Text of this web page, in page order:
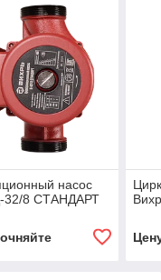
насос
32/8 СТАНДАРТ